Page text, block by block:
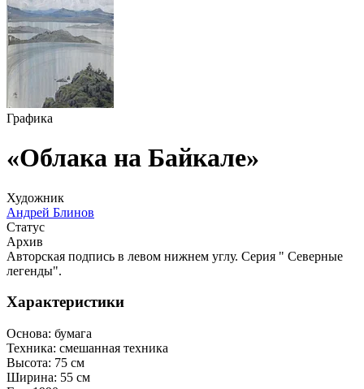
Графика
«Облака на Байкале»
Художник
Андрей Блинов
Статус
Архив
Авторская подпись в левом нижнем углу. Серия " Cеверные
легенды".
Характеристики
Основа: бумага
Техника: смешанная техника
Высота: 75 см
Ширина: 55 см